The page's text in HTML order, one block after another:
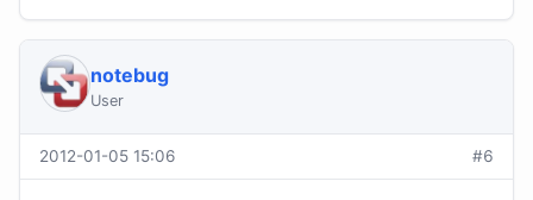
notebug
User
2012-01-05 15:06 #6